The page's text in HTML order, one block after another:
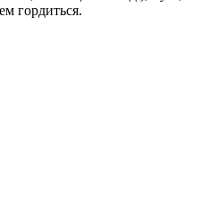
гордиться.